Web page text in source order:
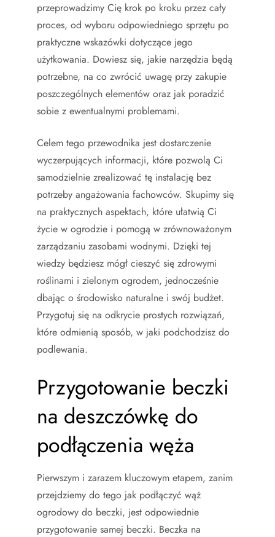
przeprowadzimy Cię krok po kroku przez cały
proces, od wyboru odpowiedniego sprzętu po
praktyczne wskazówki dotyczące jego
użytkowania. Dowiesz się, jakie narzędzia będą
potrzebne, na co zwrócić uwagę przy zakupie
poszczególnych elementów oraz jak poradzić
sobie z ewentualnymi problemami.
Celem tego przewodnika jest dostarczenie
wyczerpujących informacji, które pozwolą Ci
samodzielnie zrealizować tę instalację bez
potrzeby angażowania fachowców. Skupimy się
na praktycznych aspektach, które ułatwią Ci
życie w ogrodzie i pomogą w zrównoważonym
zarządzaniu zasobami wodnymi. Dzięki tej
wiedzy będziesz mógł cieszyć się zdrowymi
roślinami i zielonym ogrodem, jednocześnie
dbając o środowisko naturalne i swój budżet.
Przygotuj się na odkrycie prostych rozwiązań,
które odmienią sposób, w jaki podchodzisz do
podlewania.
Przygotowanie beczki
na deszczówkę do
podłączenia węża
Pierwszym i zarazem kluczowym etapem, zanim
przejdziemy do tego jak podłączyć wąż
ogrodowy do beczki, jest odpowiednie
przygotowanie samej beczki. Beczka na